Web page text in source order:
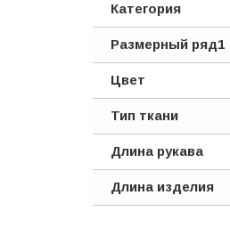
Категория
Размерный ряд1
Цвет
Тип ткани
Длина рукава
Длина изделия